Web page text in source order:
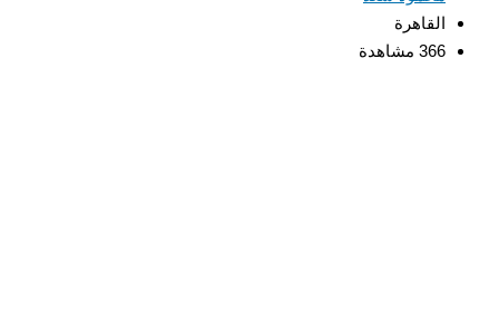
القاهرة
366 مشاهدة